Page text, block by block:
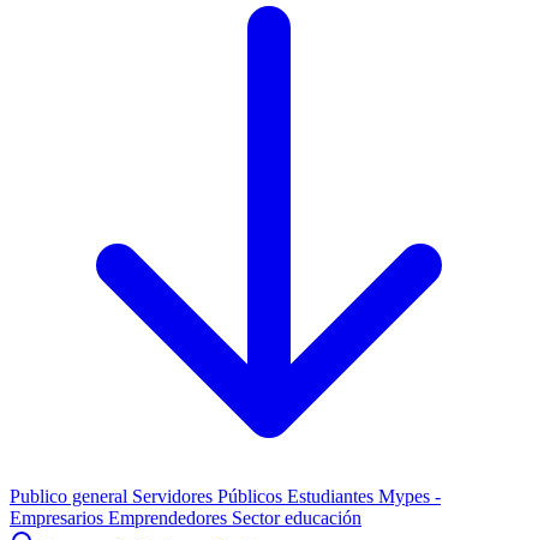
Publico general Servidores Públicos Estudiantes Mypes -
Empresarios Emprendedores Sector educación